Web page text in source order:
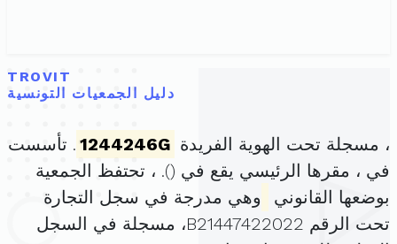
TROVIT
دليل الجمعيات التونسية
، مسجلة تحت الهوية الفريدة 1244246G . تأسست
في ، مقرها الرئيسي يقع في (). ، تحتفظ الجمعية
بوضعها القانوني
وهي مدرجة في سجل التجارة
تحت الرقم B21447422022، مسجلة في السجل